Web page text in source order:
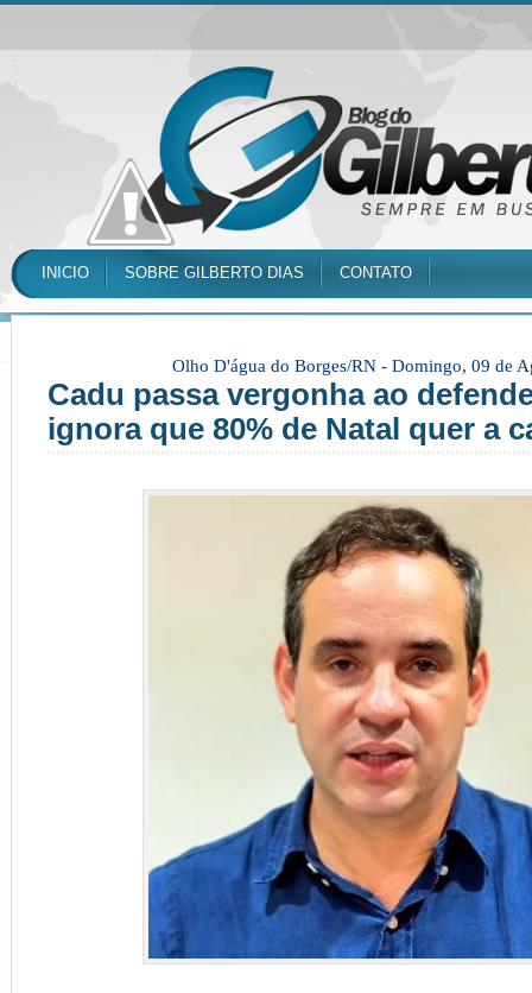
INICIO SOBRE GILBERTO DIAS CONTATO
Olho D'água do Borges/RN - Domingo, 09 de
Cadu passa vergonha ao
ignora que 80% de Natal quer a